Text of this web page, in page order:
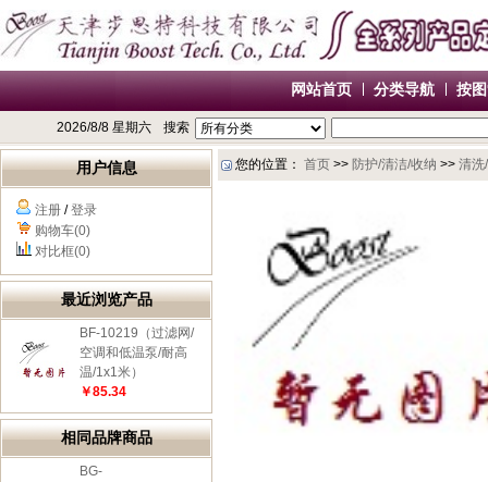
网站首页 分类导航 按
2026/8/8 星期六 搜索
用户信息
注册 /登录
购物车(0)
对比框(0)
最近浏览产品
BF-10219（过滤网/
空调和低温泵/耐高
温/1x1米）
￥85.34
相同品牌商品
BG-
您的位置： 首页 >> 防护/清洁/收纳 >> 清洗